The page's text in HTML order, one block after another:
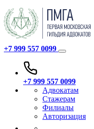
+7 999 557 0099
+7 999 557 0099
Адвокатам
Стажерам
Филиалы
Авторизация